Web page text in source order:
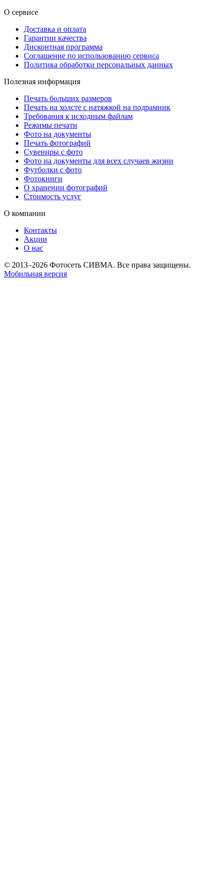
О сервисе
Доставка и оплата
Гарантии качества
Дисконтная программа
Соглашение по использованию сервиса
Политика обработки персональных данных
Полезная информация
Печать больших размеров
Печать на холсте c натяжкой на подрамник
Требования к исходным файлам
Режимы печати
Фото на документы
Печать фотографий
Сувениры с фото
Фото на документы для всех случаев жизни
Футболки с фото
Фотокниги
О хранении фотографий
Стоимость услуг
О компании
Контакты
Акции
О нас
© 2013–2026 Фотосеть СИВМА. Все права защищены.
Мобильная версия